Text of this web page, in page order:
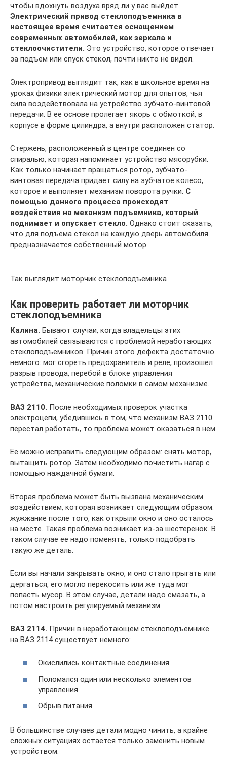
чтобы вдохнуть воздуха вряд ли у вас выйдет.
Электрический привод стеклоподъемника в
настоящее время считается оснащением
современных автомобилей, как зеркала и
стеклоочистители. Это устройство, которое отвечает
за подъем или спуск стекол, почти никто не видел.
Электропривод выглядит так, как в школьное время на
уроках физики электрический мотор для опытов, чья
сила воздействовала на устройство зубчато-винтовой
передачи. В ее основе пролегает якорь с обмоткой, в
корпусе в форме цилиндра, а внутри расположен статор.
Стержень, расположенный в центре соединен со
спиралью, которая напоминает устройство мясорубки.
Как только начинает вращаться ротор, зубчато-
винтовая передача придает силу на зубчатое колесо,
которое и выполняет механизм поворота ручки. С
помощью данного процесса происходят
воздействия на механизм подъемника, который
поднимает и опускает стекло. Однако стоит сказать,
что для подъема стекол на каждую дверь автомобиля
предназначается собственный мотор.
Так выглядит моторчик стеклоподъемника
Как проверить работает ли моторчик
стеклоподъемника
Калина. Бывают случаи, когда владельцы этих
автомобилей связываются с проблемой неработающих
стеклоподъемников. Причин этого дефекта достаточно
немного: мог сгореть предохранитель и реле, произошел
разрыв провода, перебой в блоке управления
устройства, механические поломки в самом механизме.
ВАЗ 2110. После необходимых проверок участка
электроцепи, убедившись в том, что механизм ВАЗ 2110
перестал работать, то проблема может оказаться в нем.
Ее можно исправить следующим образом: снять мотор,
вытащить ротор. Затем необходимо почистить нагар с
помощью наждачной бумаги.
Вторая проблема может быть вызвана механическим
воздействием, которая возникает следующим образом:
жужжание после того, как открыли окно и оно осталось
на месте. Такая проблема возникает из-за шестеренок. В
таком случае ее надо поменять, только подобрать
такую же деталь.
Если вы начали закрывать окно, и оно стало прыгать или
дергаться, его могло перекосить или же туда мог
попасть мусор. В этом случае, детали надо смазать, а
потом настроить регулируемый механизм.
ВАЗ 2114. Причин в неработающем стеклоподъемнике
на ВАЗ 2114 существует немного:
Окислились контактные соединения.
Поломался один или несколько элементов
управления.
Обрыв питания.
В большинстве случаев детали модно чинить, а крайне
сложных ситуациях остается только заменить новым
устройством.